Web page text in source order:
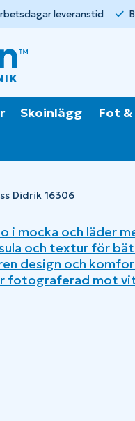
leveranstid
Skoinlägg Fot
Didrik 16306